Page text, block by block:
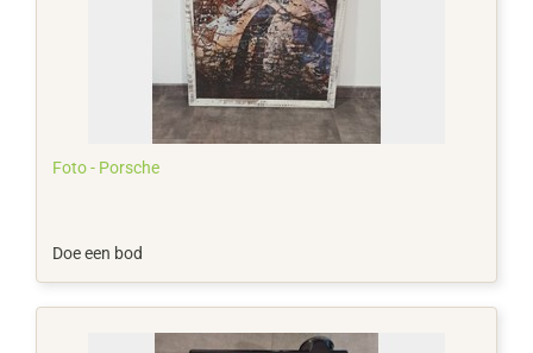
Foto - Porsche
Doe een bod